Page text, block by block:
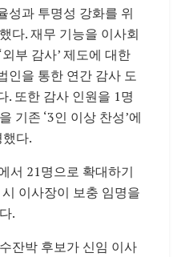
성과 투명성 강화를 위
다. 재무 기능을 이사회
부 감사’ 제도에 대한
인을 통한 연간 감사 도
. 또한 감사 인원을 1명
기존 ‘3인 이상 찬성’에
했다.
서 21명으로 확대하기
이사장이 보충 임명을
.
잔박 후보가 신임 이사